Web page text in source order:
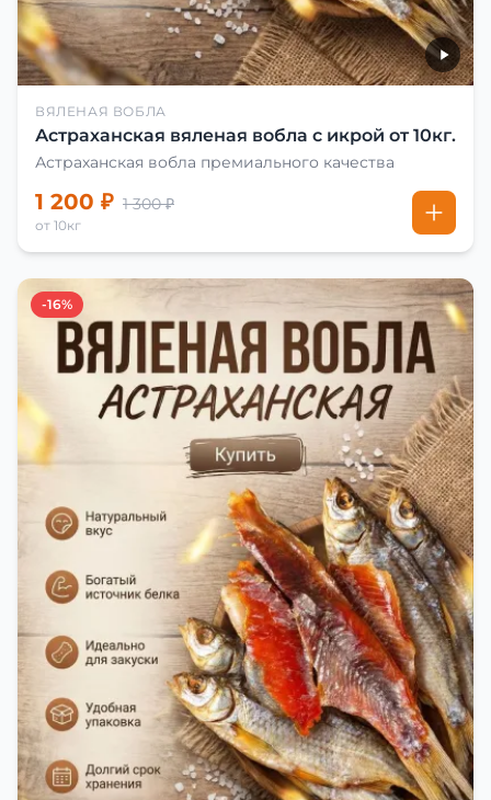
ВЯЛЕНАЯ ВОБЛА
Астраханская вяленая вобла с икрой от 10кг.
Астраханская вобла премиального качества
1 200 ₽ 1 300 ₽
от 10кг
-16%